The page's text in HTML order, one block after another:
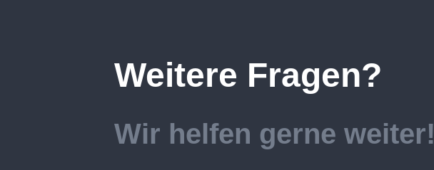
Weitere Fragen?
Wir helfen gerne weiter!